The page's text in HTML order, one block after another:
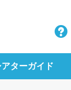
アターガイド